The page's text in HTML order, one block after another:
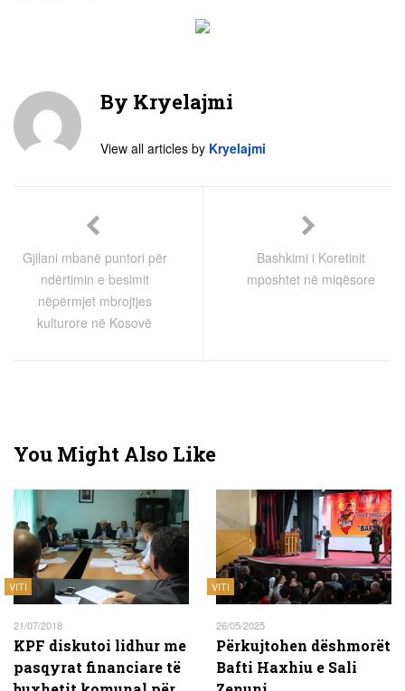
By Kryelajmi
View all articles by Kryelajmi
Gjilani mbanë puntori për
ndërtimin e besimit
nëpërmjet mbrojtjes
kulturore në Kosovë
Bashkimi i Koretinit
mposhtet në miqësore
You Might Also Like
VITI
21/07/2018
KPF diskutoi lidhur me
pasqyrat financiare të
VITI
26/05/2025
Përkujtohen dëshmorët
Bafti Haxhiu e Sali